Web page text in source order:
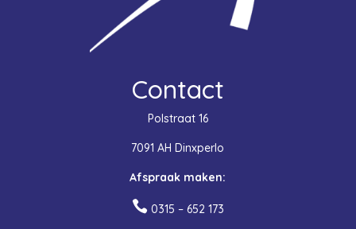
Contact
Polstraat 16
7091 AH Dinxperlo
Afspraak maken:
 0315 – 652 173